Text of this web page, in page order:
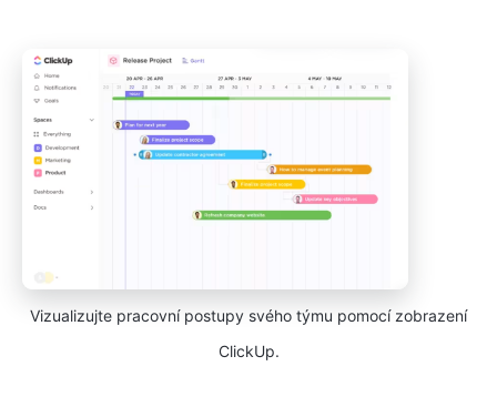
Vizualizujte pracovní postupy svého týmu pomocí zobrazení
ClickUp.